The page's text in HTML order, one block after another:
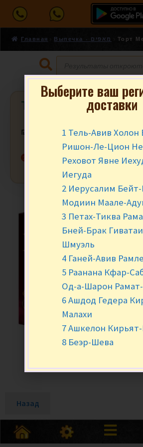
Главная Выпечка - מאפים
Торт Медовик עוגת דבש
₪ за шт.
Нет в наличии
Назад
Выберите ваш
доставки
1 Тель-Авив Холон
Ришон-Ле-Цион
Реховот Явне
Иегуда
2 Иерусалим
Модиин Маале-
3 Петах-Тиква
Бней-Брак
Шмуэль
4 Ганей-Авив
5 Раанана Кфар-
Од-а-Шарон
6 Ашдод Гедера
Малахи
7 Ашкелон
8 Беэр-Шева